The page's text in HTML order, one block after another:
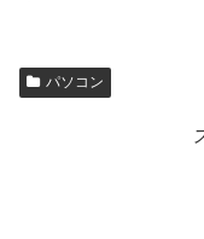
パソコン